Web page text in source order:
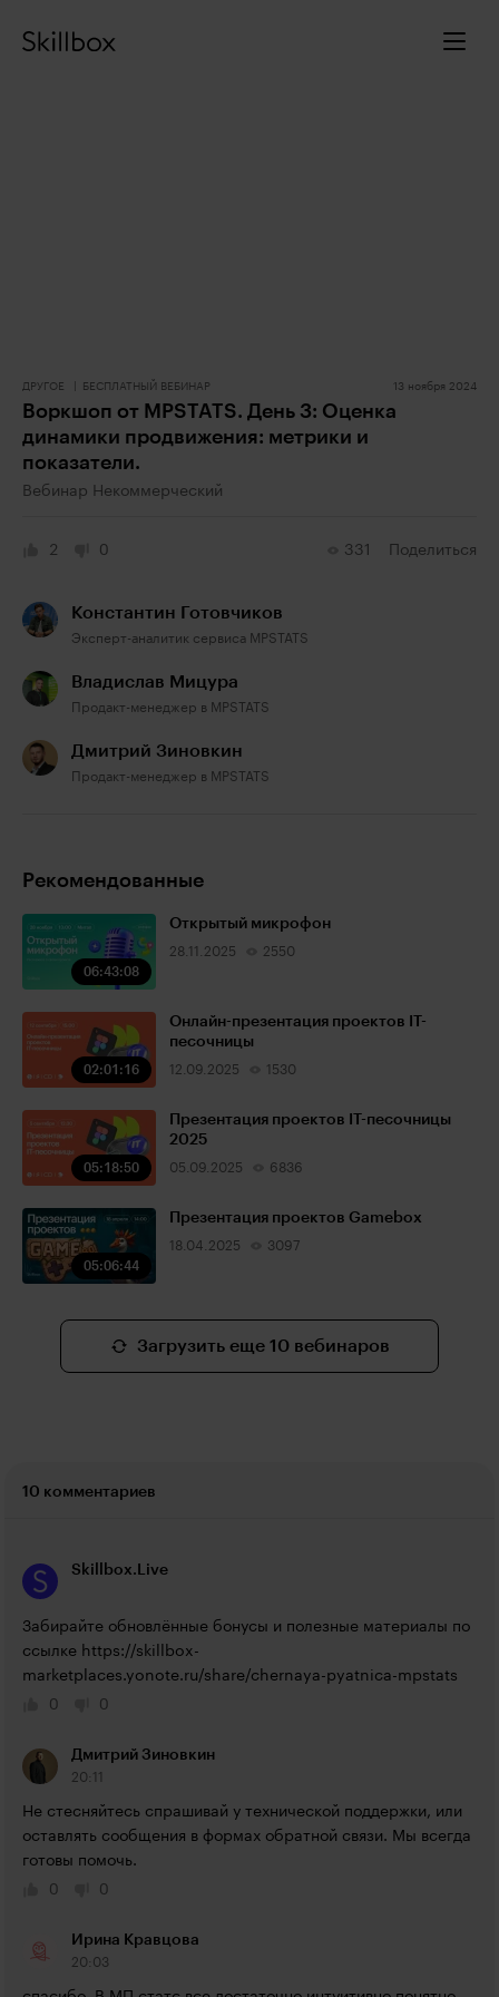
ДРУГОЕ БЕСПЛАТНЫЙ ВЕБИНАР 13 ноября 2024
Воркшоп от MPSTATS. День 3: Оценка
динамики продвижения: метрики и
показатели.
Вебинар Некоммерческий
2 0 331 Поделиться
Константин Готовчиков
Эксперт-аналитик сервиса MPSTATS
Владислав Мицура
Продакт-менеджер в MPSTATS
Дмитрий Зиновкин
Продакт-менеджер в MPSTATS
Рекомендованные
06:43:08
Открытый микрофон
28.11.2025 2550
02:01:16
Онлайн-презентация проектов IT-
песочницы
12.09.2025 1530
05:18:50
Презентация проектов IT-песочницы
2025
05.09.2025 6836
05:06:44
Презентация проектов Gamebox
18.04.2025 3097
Загрузить еще 10 вебинаров
10 комментариев
Skillbox.Live
Забирайте обновлённые бонусы и полезные материалы по
ссылке https://skillbox-
marketplaces.yonote.ru/share/chernaya-pyatnica-mpstats
0
0
Дмитрий Зиновкин
20:11
Не стесняйтесь спрашивай у технической поддержки, или
оставлять сообщения в формах обратной связи. Мы всегда
готовы помочь.
0
0
Ирина Кравцова
20:03